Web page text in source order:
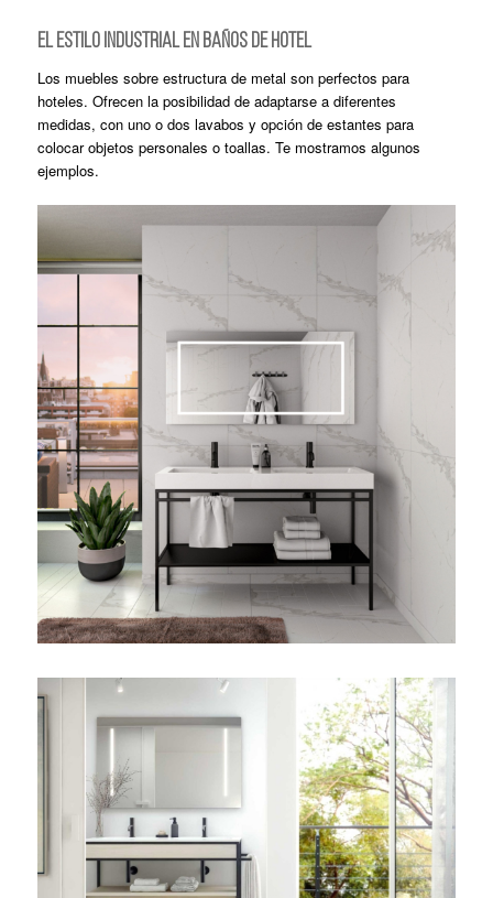
EL ESTILO INDUSTRIAL EN BAÑOS DE HOTEL
Los muebles sobre estructura de metal son perfectos para
hoteles. Ofrecen la posibilidad de adaptarse a diferentes
medidas, con uno o dos lavabos y opción de estantes para
colocar objetos personales o toallas. Te mostramos algunos
ejemplos.